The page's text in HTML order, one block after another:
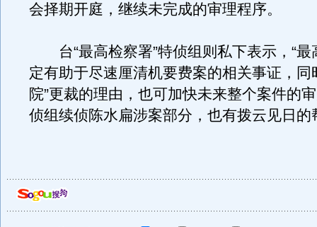
会择期开庭，继续未完成的审理程序。
台“最高检察署”特侦组则私下表示，“最
定有助于尽速厘清机要费案的相关事证，同
院”更裁的理由，也可加快未来整个案件的
侦组续侦陈水扁涉案部分，也有拨云见日的